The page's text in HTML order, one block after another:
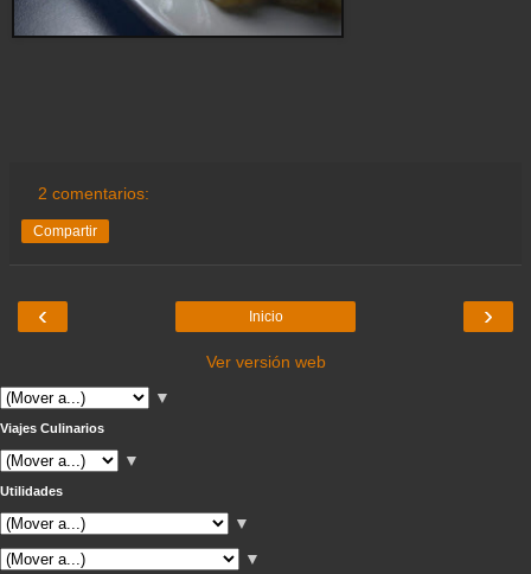
2 comentarios:
Compartir
‹ ›
Inicio
Ver versión web
▼
Viajes Culinarios
▼
Utilidades
▼
▼